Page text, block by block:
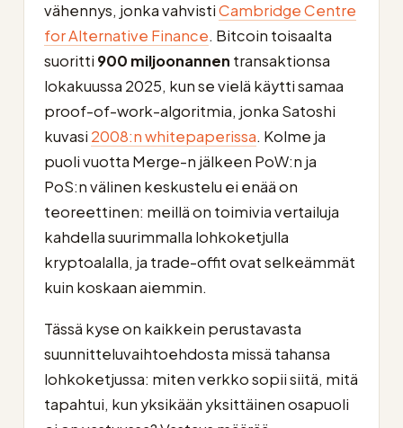
vähennys, jonka vahvistiCambridge Centre
for Alternative Finance. Bitcoin toisaalta
suoritti 900 miljoonannen transaktionsa
lokakuussa 2025, kun se vielä käytti samaa
proof-of-work-algoritmia, jonka Satoshi
kuvasi 2008:n whitepaperissa. Kolme ja
puoli vuotta Merge-n jälkeen PoW:n ja
PoS:n välinen keskustelu ei enää on
teoreettinen: meillä on toimivia vertailuja
kahdella suurimmalla lohkoketjulla
kryptoalalla, ja trade-offit ovat selkeämmät
kuin koskaan aiemmin.
Tässä kyse on kaikkein perustavasta
suunnitteluvaihtoehdosta missä tahansa
lohkoketjussa: miten verkko sopii siitä, mitä
tapahtui, kun yksikään yksittäinen osapuoli